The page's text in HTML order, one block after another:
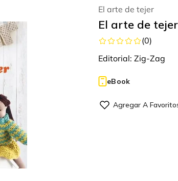
El arte de tejer
El arte de
(0)
Editorial: Zig-Zag
eBook